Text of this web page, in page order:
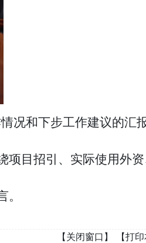
况和下步工作建议的汇报
项目招引、实际使用外
【关闭窗口】
【打